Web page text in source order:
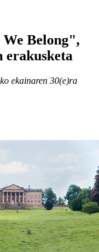
Belong",
erakusketa
ekainaren 30(e)ra